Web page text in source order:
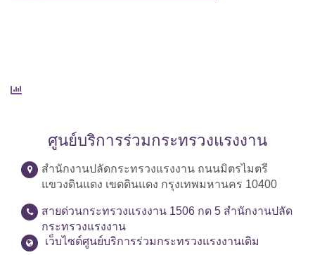
ศูนย์บริการร่วมกระทรวงแรงงาน
สำนักงานปลัดกระทรวงแรงงาน ถนนมิตรไมตรี
แขวงดินแดง เขตดินแดง กรุงเทพมหานคร 10400
สายด่วนกระทรวงแรงงาน 1506 กด 5 สำนักงานปลัด
กระทรวงแรงงาน
เว็บไซต์ศูนย์บริการร่วมกระทรวงแรงงานเดิม